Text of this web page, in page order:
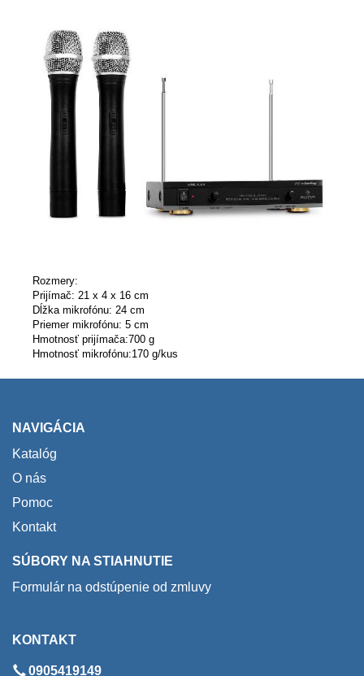
Rozmery:
Prijímač: 21 x 4 x 16 cm
Dĺžka mikrofónu: 24 cm
Priemer mikrofónu: 5 cm
Hmotnosť prijímača:700 g
Hmotnosť mikrofónu:170 g/kus
NAVIGÁCIA
Katalóg
O nás
Pomoc
Kontakt
SÚBORY NA STIAHNUTIE
Formulár na odstúpenie od zmluvy
KONTAKT
0905419149